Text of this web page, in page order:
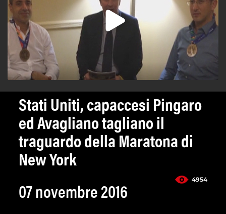
Stati Uniti, capaccesi Pingaro
ed Avagliano tagliano il
traguardo della Maratona di
New York
4954
07 novembre 2016